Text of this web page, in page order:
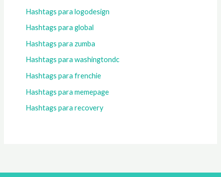
Hashtags para logodesign
Hashtags para global
Hashtags para zumba
Hashtags para washingtondc
Hashtags para frenchie
Hashtags para memepage
Hashtags para recovery